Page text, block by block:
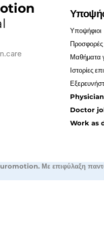
Υποψήφιοι
Προσφορές
Μαθήματα
Ιστορίες
Doctor
Work as
Με επιφύλαξη